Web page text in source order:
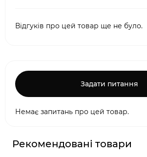
Відгуків про цей товар ще не було.
Задати питання
Немає запитань про цей товар.
Рекомендовані товари